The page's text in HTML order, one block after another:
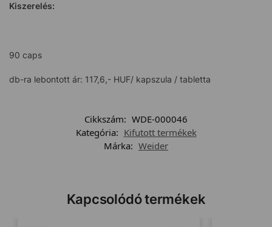
Kiszerelés:
90 caps
db-ra lebontott ár: 117,6,- HUF/ kapszula / tabletta
Cikkszám: WDE-000046
Kategória: Kifutott termékek
Márka: Weider
Kapcsolódó termékek